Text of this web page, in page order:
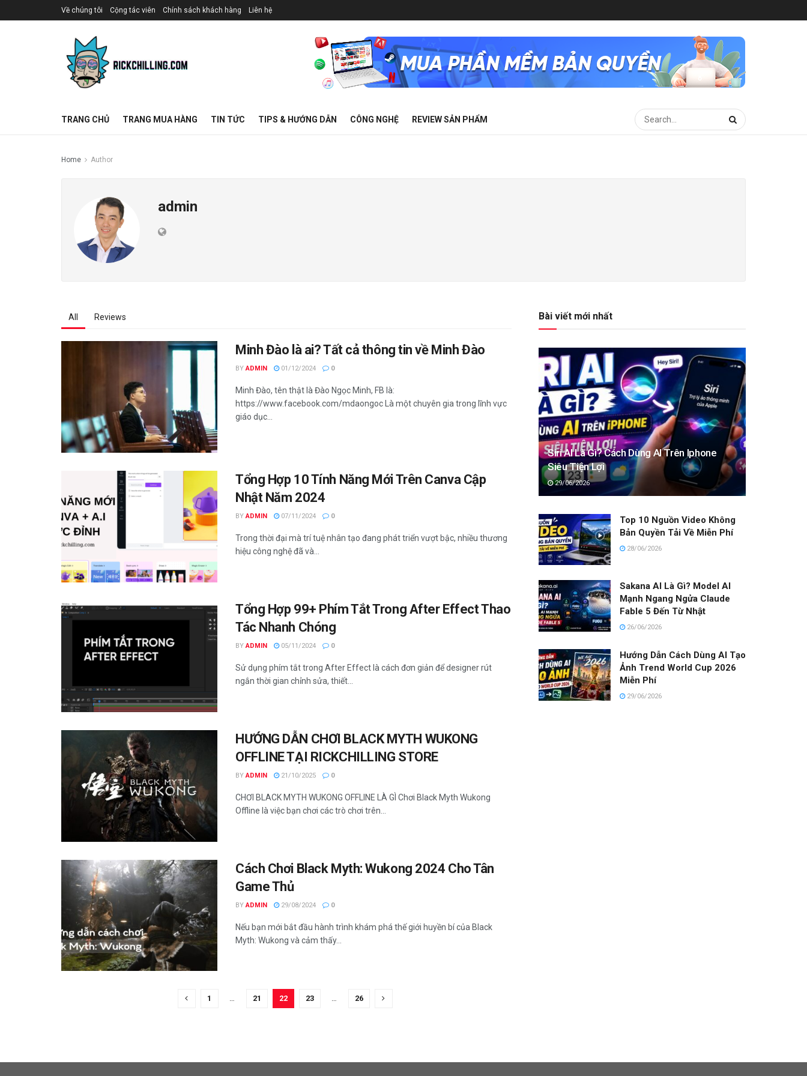
Về chúng tôi Cộng tác viên Chính sách khách hàng Liên hệ
TRANG CHỦ TRANG MUA HÀNG TIN TỨC TIPS & HƯỚNG DẪN CÔNG NGHỆ REVIEW SẢN PHẨM
Home Author
admin
All Reviews
Minh Đào là ai? Tất cả thông tin về Minh Đào
BY ADMIN 01/12/2024 0
Minh Đào, tên thật là Đào Ngọc Minh, FB là:
https://www.facebook.com/mdaongoc Là một chuyên gia trong lĩnh vực
giáo dục...
Tổng Hợp 10 Tính Năng Mới Trên Canva Cập
Nhật Năm 2024
BY ADMIN 07/11/2024 0
Trong thời đại mà trí tuệ nhân tạo đang phát triển vượt bậc, nhiều thương
hiệu công nghệ đã và...
Tổng Hợp 99+ Phím Tắt Trong After Effect Thao
Tác Nhanh Chóng
BY ADMIN 05/11/2024 0
Sử dụng phím tắt trong After Effect là cách đơn giản để designer rút
ngắn thời gian chỉnh sửa, thiết...
HƯỚNG DẪN CHƠI BLACK MYTH WUKONG
OFFLINE TẠI RICKCHILLING STORE
BY ADMIN 21/10/2025 0
CHƠI BLACK MYTH WUKONG OFFLINE LÀ GÌ Chơi Black Myth Wukong
Offline là việc bạn chơi các trò chơi trên...
Cách Chơi Black Myth: Wukong 2024 Cho Tân
Game Thủ
BY ADMIN 29/08/2024 0
Nếu bạn mới bắt đầu hành trình khám phá thế giới huyền bí của Black
Myth: Wukong và cảm thấy...
1 … 21 22 23 … 26
Bài viết mới nhất
Siri AI Là Gì? Cách Dùng AI Trên Iphone
Siêu Tiện Lợi
29/06/2026
Top 10 Nguồn Video Không
Bản Quyền Tải Về Miễn Phí
28/06/2026
Sakana AI Là Gì? Model AI
Mạnh Ngang Ngửa Claude
Fable 5 Đến Từ Nhật
26/06/2026
Hướng Dẫn Cách Dùng AI Tạo
Ảnh Trend World Cup 2026
Miễn Phí
29/06/2026